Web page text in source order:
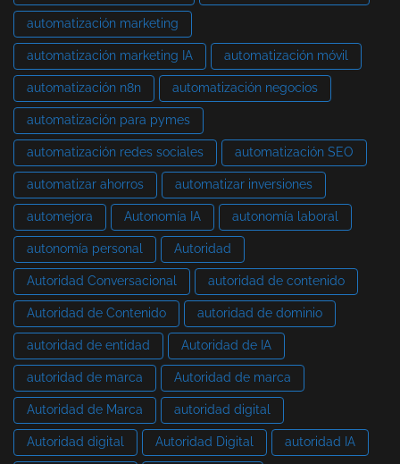
automatización marketing
automatización marketing IA automatización móvil
automatización n8n automatización negocios
automatización para pymes
automatización redes sociales automatización SEO
automatizar ahorros automatizar inversiones
automejora Autonomía IA autonomía laboral
autonomía personal Autoridad
Autoridad Conversacional autoridad de contenido
Autoridad de Contenido autoridad de dominio
autoridad de entidad Autoridad de IA
autoridad de marca Autoridad de marca
Autoridad de Marca autoridad digital
Autoridad digital Autoridad Digital autoridad IA